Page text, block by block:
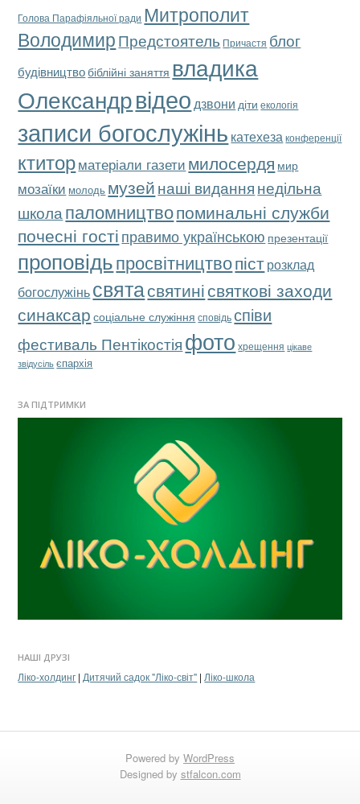
Голова Парафіяльної ради Митрополит
ВолодимирПредстоятель Причастя блог
будівництвобіблійні заняття владика
Олександрвідеодзвони діти екологія
записи богослужінь катехезаконференції
ктиторматеріали газети милосердя мир
мозаїки молодь музейнаші виданнянедільна
школапаломництвопоминальні служби
почесні гості правимо українською презентації
проповідьпросвітництвопістрозклад
богослужіньсвятасвятинісвяткові заходи
синаксар соціальне служіння сповідьспіви
фестиваль Пентікостіяфото хрещення цікаве
звідусіль єпархія
ЗА ПІДТРИМКИ
НАШІ ДРУЗІ
Ліко-холдинг | Дитячий садок "Ліко-світ" | Ліко-школа
Powered by WordPress
Designed by stfalcon.com